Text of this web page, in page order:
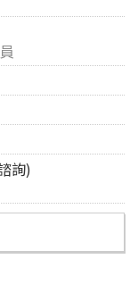
詢)